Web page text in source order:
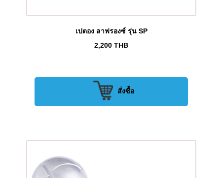
เปตอง ลาฟรองซ์ รุ่น SP
2,200 THB
สั่งซื้อ